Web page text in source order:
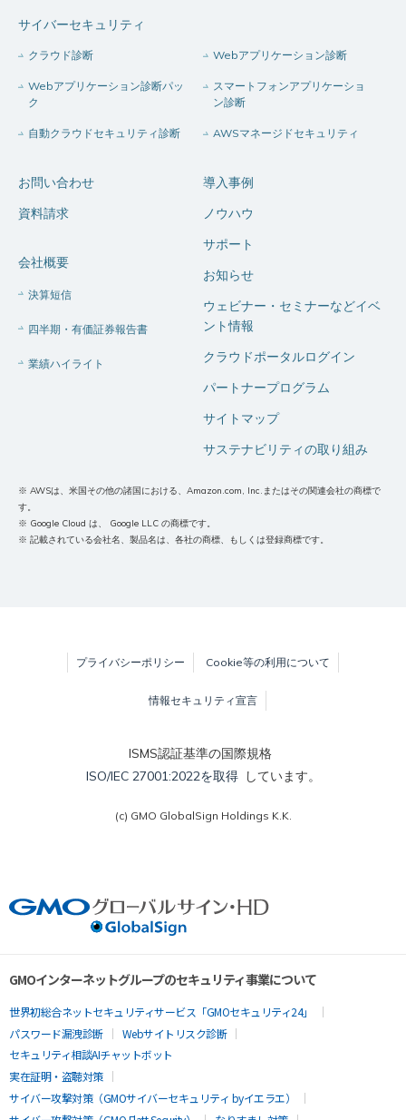
サイバーセキュリティ
クラウド診断 Webアプリケーション診断
Webアプリケーション診断パッ
ク
スマートフォンアプリケーショ
ン診断
自動クラウドセキュリティ診断 AWSマネージドセキュリティ
お問い合わせ
資料請求
会社概要
決算短信
四半期・有価証券報告書
業績ハイライト
導入事例
ノウハウ
サポート
お知らせ
ウェビナー・セミナーなどイベ
ント情報
クラウドポータルログイン
パートナープログラム
サイトマップ
サステナビリティの取り組み
※ AWSは、米国その他の諸国における、Amazon.com, Inc.またはその関連会社の商標で
す。
※ Google Cloud は、 Google LLC の商標です。
※ 記載されている会社名、製品名は、各社の商標、もしくは登録商標です。
プライバシーポリシー Cookie等の利用について
情報セキュリティ宣言
ISMS認証基準の国際規格
ISO/IEC 27001:2022を取得しています。
(c) GMO GlobalSign Holdings K.K.
GMOインターネットグループのセキュリティ事業について
世界初総合ネットセキュリティサービス「GMOセキュリティ24」
パスワード漏洩診断
Webサイトリスク診断
セキュリティ相談AIチャットボット
実在証明・盗聴対策
サイバー攻撃対策（GMOサイバーセキュリティ byイエラエ）